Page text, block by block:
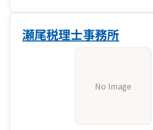
もちろん、日々の記帳や経理に関す
にも、丁寧にお答えします。お客様
岐阜県岐阜市を拠点に全国対応。
瀬尾税理士事務所
No Image